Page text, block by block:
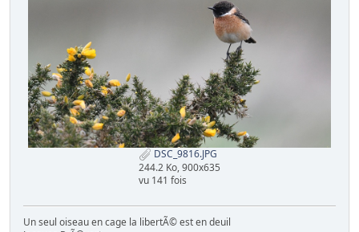
DSC_9816.JPG
244.2 Ko, 900x635
vu 141 fois
Un seul oiseau en cage la libertÃ© est en deuil